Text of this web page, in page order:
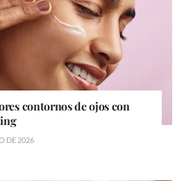
contornos de ojos con
DE 2026